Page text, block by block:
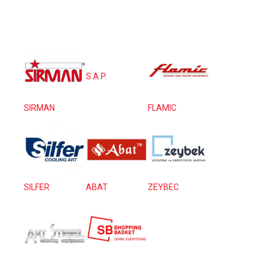
SIRMAN
S.A.P.
FLAMIC
SILFER ABAT ZEYBEC